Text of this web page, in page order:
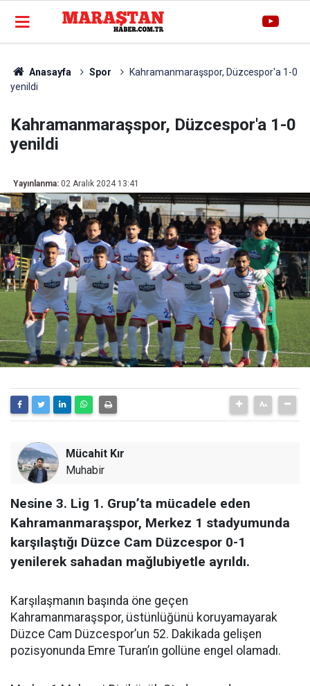
Anasayfa Spor
Kahramanmaraşspor, Düzcespor'a 1-0
yenildi
Kahramanmaraşspor, Düzcespor'a 1-0
yenildi
Yayınlanma: 02 Aralık 2024 13:41
Mücahit Kır
Muhabir
Nesine 3. Lig 1. Grup’ta mücadele eden
Kahramanmaraşspor, Merkez 1 stadyumunda
karşılaştığı Düzce Cam Düzcespor 0-1
yenilerek sahadan mağlubiyetle ayrıldı.
Karşılaşmanın başında öne geçen
Kahramanmaraşspor, üstünlüğünü koruyamayarak
Düzce Cam Düzcespor’un 52. Dakikada gelişen
pozisyonunda Emre Turan’ın gollüne engel olamadı.